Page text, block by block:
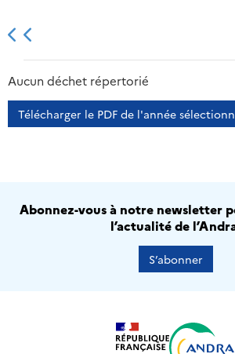
2013 2014
Aucun déchet répertorié
Télécharger le PDF de l'année
Abonnez-vous à notre newsletter
l’actualité de
S’abonner